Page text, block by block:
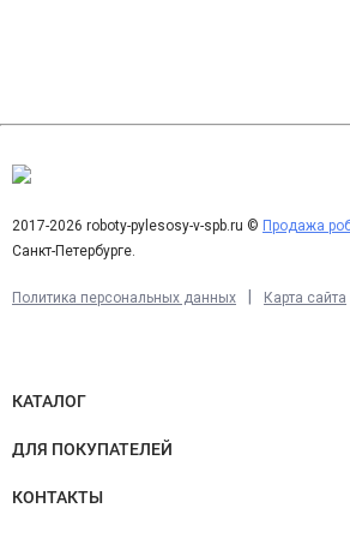
Есть ли у пылесоса регулировка
стандартный и мощный.
для уборки как ковровых, так и жестких
Можно ли использовать пылесос для
2017-2026 roboty-pylesosy-v-spb.ru © Продажа
Санкт-Петербурге.
Политика персональных данных Карта сайта
КАТАЛОГ
ДЛЯ ПОКУПАТЕЛЕЙ
КОНТАКТЫ